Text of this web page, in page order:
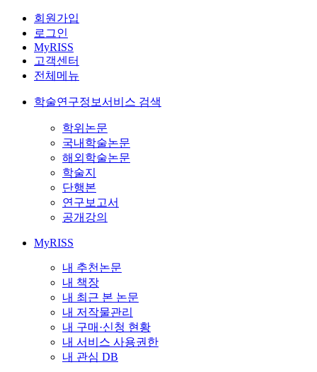
회원가입
로그인
MyRISS
고객센터
전체메뉴
학술연구정보서비스 검색
학위논문
국내학술논문
해외학술논문
학술지
단행본
연구보고서
공개강의
MyRISS
내 추천논문
내 책장
내 최근 본 논문
내 저작물관리
내 구매·신청 현황
내 서비스 사용권한
내 관심 DB